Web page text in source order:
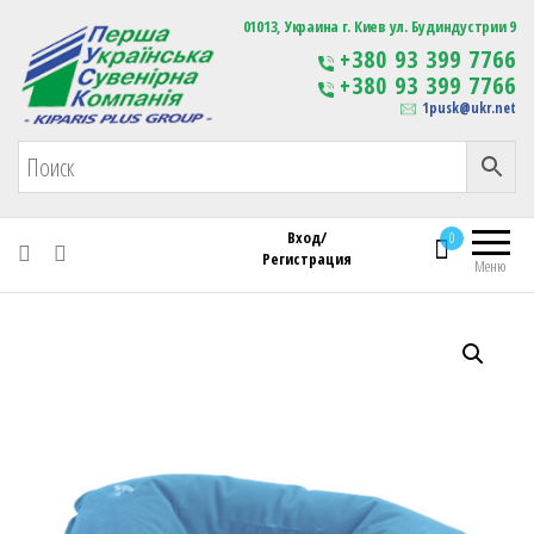
Первая Украинская Сувенирная Компания Изготовление
сувенирной продукции
с логотипом
01013, Украина г. Киев ул. Будиндустрии 9
+380 93 399 7766
+380 93 399 7766
1pusk@ukr.net
Меню
0
Вход/
Регистрация